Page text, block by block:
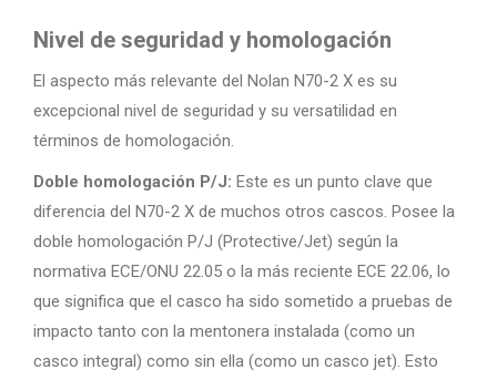
Nivel de seguridad y homologación
El aspecto más relevante del Nolan N70-2 X es su
excepcional nivel de seguridad y su versatilidad en
términos de homologación.
Doble homologación P/J: Este es un punto clave que
diferencia del N70-2 X de muchos otros cascos. Posee la
doble homologación P/J (Protective/Jet) según la
normativa ECE/ONU 22.05 o la más reciente ECE 22.06, lo
que significa que el casco ha sido sometido a pruebas de
impacto tanto con la mentonera instalada (como un
casco integral) como sin ella (como un casco jet). Esto